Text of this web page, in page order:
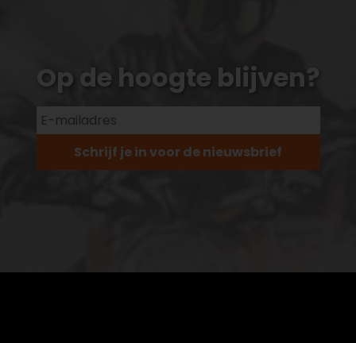
Op de hoogte blijven?
Schrijf je in voor de nieuwsbrief